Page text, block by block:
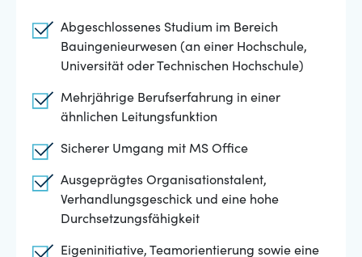
Abgeschlossenes Studium im Bereich
Bauingenieurwesen (an einer Hochschule,
Universität oder Technischen Hochschule)
Mehrjährige Berufserfahrung in einer
ähnlichen Leitungsfunktion
Sicherer Umgang mit MS Office
Ausgeprägtes Organisationstalent,
Verhandlungsgeschick und eine hohe
Durchsetzungsfähigkeit
Eigeninitiative, Teamorientierung sowie eine